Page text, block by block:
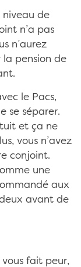
niveau de
n’a pas
n’aurez
la pension de
le Pacs,
se séparer.
et ça ne
vous n’avez
conjoint.
une
aux
avant de
fait peur,